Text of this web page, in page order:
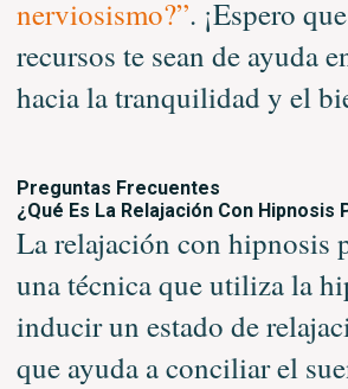
nerviosismo?”. ¡Espero
recursos te sean de ayuda
hacia la tranquilidad y el
Preguntas Frecuentes
¿Qué Es La Relajación Con Hipnosis
La relajación con hipnosis
una técnica que utiliza la
inducir un estado de
que ayuda a conciliar el